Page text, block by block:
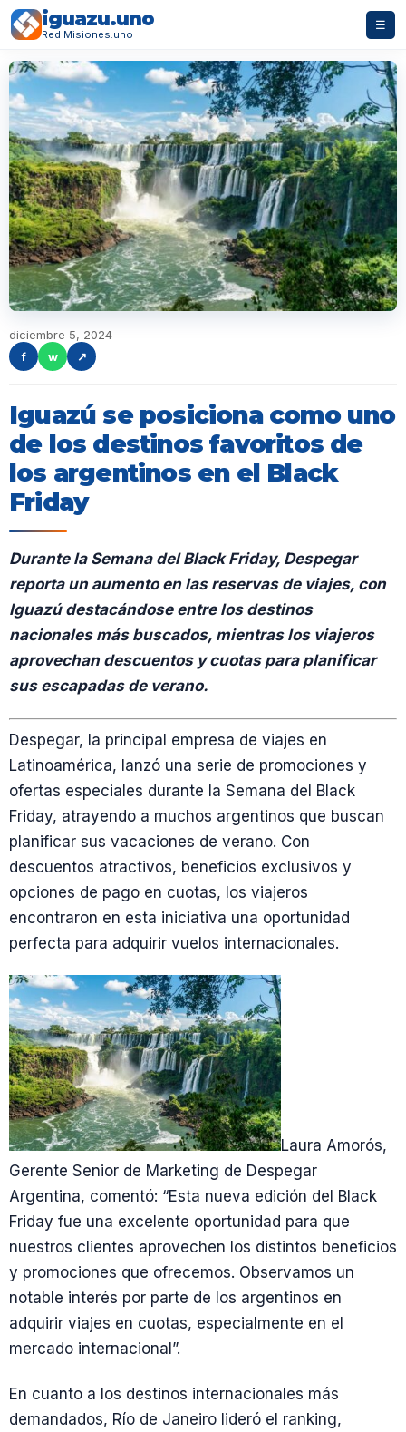
iguazu.uno
Red Misiones.uno
☰
diciembre 5, 2024
f
w ↗
Iguazú se posiciona como uno
de los destinos favoritos de
los argentinos en el Black
Friday
Durante la Semana del Black Friday, Despegar
reporta un aumento en las reservas de viajes, con
Iguazú destacándose entre los destinos
nacionales más buscados, mientras los viajeros
aprovechan descuentos y cuotas para planificar
sus escapadas de verano.
Despegar, la principal empresa de viajes en
Latinoamérica, lanzó una serie de promociones y
ofertas especiales durante la Semana del Black
Friday, atrayendo a muchos argentinos que buscan
planificar sus vacaciones de verano. Con
descuentos atractivos, beneficios exclusivos y
opciones de pago en cuotas, los viajeros
encontraron en esta iniciativa una oportunidad
perfecta para adquirir vuelos internacionales.
Laura Amorós,
Gerente Senior de Marketing de Despegar
Argentina, comentó: “Esta nueva edición del Black
Friday fue una excelente oportunidad para que
nuestros clientes aprovechen los distintos beneficios
y promociones que ofrecemos. Observamos un
notable interés por parte de los argentinos en
adquirir viajes en cuotas, especialmente en el
mercado internacional”.
En cuanto a los destinos internacionales más
demandados, Río de Janeiro lideró el ranking,